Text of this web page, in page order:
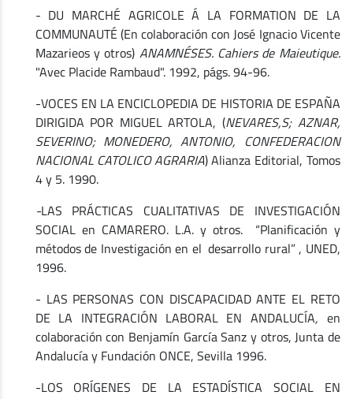
- DU MARCHÉ AGRICOLE Á LA FORMATION DE LA
COMMUNAUTÉ (En colaboración con José Ignacio Vicente
Mazarieos y otros) ANAMNÉSES. Cahiers de Maieutique.
"Avec Placide Rambaud". 1992, págs. 94-96.
-VOCES EN LA ENCICLOPEDIA DE HISTORIA DE ESPAÑA
DIRIGIDA POR MIGUEL ARTOLA, (NEVARES,S; AZNAR,
SEVERINO; MONEDERO, ANTONIO, CONFEDERACION
NACIONAL CATOLICO AGRARIA) Alianza Editorial, Tomos
4 y 5. 1990.
-LAS PRÁCTICAS CUALITATIVAS DE INVESTIGACIÓN
SOCIAL en CAMARERO. L.A. y otros. “Planificación y
métodos de Investigación en el desarrollo rural” , UNED,
1996.
- LAS PERSONAS CON DISCAPACIDAD ANTE EL RETO
DE LA INTEGRACIÓN LABORAL EN ANDALUCÍA, en
colaboración con Benjamín García Sanz y otros, Junta de
Andalucía y Fundación ONCE, Sevilla 1996.
-LOS ORÍGENES DE LA ESTADÍSTICA SOCIAL EN